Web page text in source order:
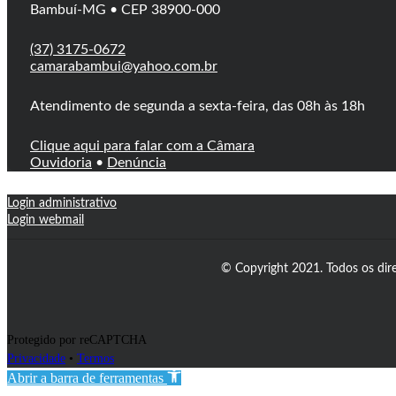
Bambuí-MG • CEP 38900-000
(37) 3175-0672
camarabambui@yahoo.com.br
Atendimento de segunda a sexta-feira, das 08h às 18h
Clique aqui para falar com a Câmara
Ouvidoria • Denúncia
Login administrativo
Login webmail
© Copyright 2021. Todos os
Protegido por reCAPTCHA
Privacidade • Termos
Abrir a barra de ferramentas